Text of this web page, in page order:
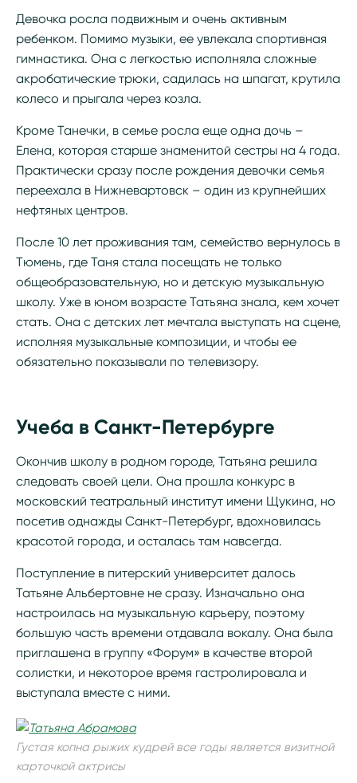
Девочка росла подвижным и очень активным
ребенком. Помимо музыки, ее увлекала спортивная
гимнастика. Она с легкостью исполняла сложные
акробатические трюки, садилась на шпагат, крутила
колесо и прыгала через козла.
Кроме Танечки, в семье росла еще одна дочь –
Елена, которая старше знаменитой сестры на 4 года.
Практически сразу после рождения девочки семья
переехала в Нижневартовск – один из крупнейших
нефтяных центров.
После 10 лет проживания там, семейство вернулось в
Тюмень, где Таня стала посещать не только
общеобразовательную, но и детскую музыкальную
школу. Уже в юном возрасте Татьяна знала, кем хочет
стать. Она с детских лет мечтала выступать на сцене,
исполняя музыкальные композиции, и чтобы ее
обязательно показывали по телевизору.
Учеба в Санкт-Петербурге
Окончив школу в родном городе, Татьяна решила
следовать своей цели. Она прошла конкурс в
московский театральный институт имени Щукина, но
посетив однажды Санкт-Петербург, вдохновилась
красотой города, и осталась там навсегда.
Поступление в питерский университет далось
Татьяне Альбертовне не сразу. Изначально она
настроилась на музыкальную карьеру, поэтому
большую часть времени отдавала вокалу. Она была
приглашена в группу «Форум» в качестве второй
солистки, и некоторое время гастролировала и
выступала вместе с ними.
Густая копна рыжих кудрей все годы является визитной
карточкой актрисы